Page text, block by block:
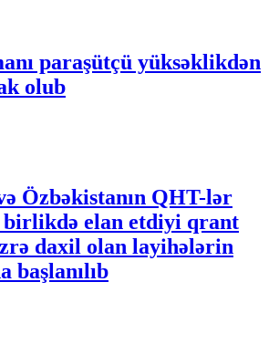
paraşütçü yüksəklikdən
olub
Özbəkistanın QHT-lər
birlikdə elan etdiyi qrant
daxil olan layihələrin
başlanılıb